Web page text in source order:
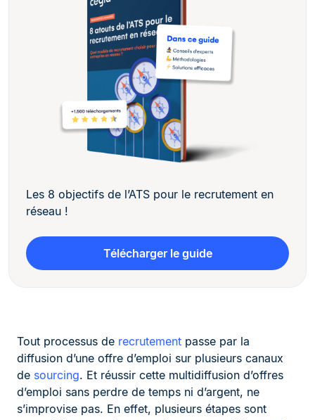
Les 8 objectifs de l’ATS pour le recrutement en
réseau !
Télécharger le guide
Tout processus de recrutement passe par la
diffusion d’une offre d’emploi sur plusieurs canaux
de sourcing. Et réussir cette multidiffusion d’offres
d’emploi sans perdre de temps ni d’argent, ne
s’improvise pas. En effet, plusieurs étapes sont